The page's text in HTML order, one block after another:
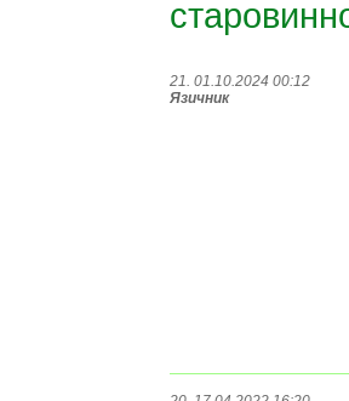
21. 01.10.2024 00:12
Язичник